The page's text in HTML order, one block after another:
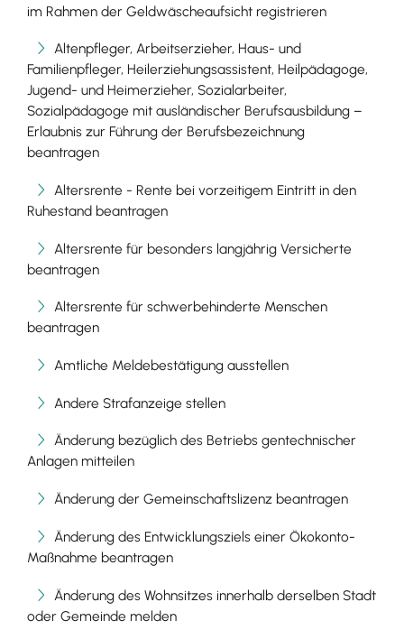
im Rahmen der Geldwäscheaufsicht registrieren
Altenpfleger, Arbeitserzieher, Haus- und
Familienpfleger, Heilerziehungsassistent, Heilpädagoge,
Jugend- und Heimerzieher, Sozialarbeiter,
Sozialpädagoge mit ausländischer Berufsausbildung –
Erlaubnis zur Führung der Berufsbezeichnung
beantragen
Altersrente - Rente bei vorzeitigem Eintritt in den
Ruhestand beantragen
Altersrente für besonders langjährig Versicherte
beantragen
Altersrente für schwerbehinderte Menschen
beantragen
Amtliche Meldebestätigung ausstellen
Andere Strafanzeige stellen
Änderung bezüglich des Betriebs gentechnischer
Anlagen mitteilen
Änderung der Gemeinschaftslizenz beantragen
Änderung des Entwicklungsziels einer Ökokonto-
Maßnahme beantragen
Änderung des Wohnsitzes innerhalb derselben Stadt
oder Gemeinde melden